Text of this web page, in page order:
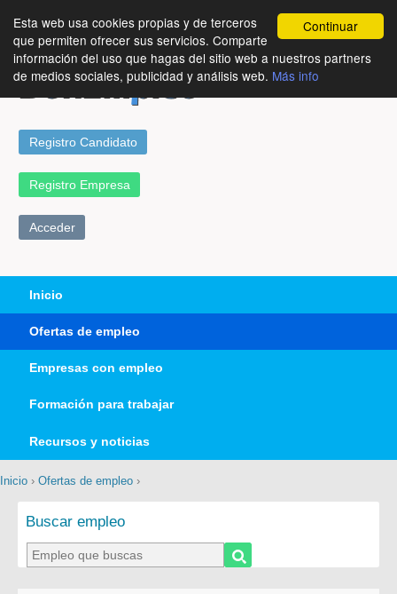
Continuar
Esta web usa cookies propias y de terceros
que permiten ofrecer sus servicios. Comparte
información del uso que hagas del sitio web a nuestros partners
de medios sociales, publicidad y análisis web. Más info
Registro Candidato
Registro Empresa
Acceder
Inicio
Ofertas de empleo
Empresas con empleo
Formación para trabajar
Recursos y noticias
Inicio › Ofertas de empleo ›
Buscar empleo